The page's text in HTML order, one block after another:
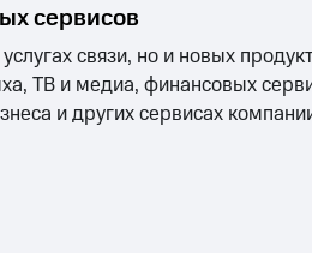
сервисов
связи, но и новых
ТВ и медиа, финансовых
и других сервисах